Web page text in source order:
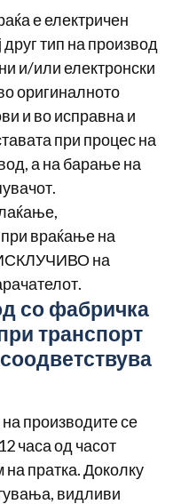
е електричен
тип на производ
и/или електронски
оригиналното
и во исправна и
при процес на
а на барање на
враќање на
на
со фабричка
транспорт
производите се
часа од часот
пратка. Доколку
видливи